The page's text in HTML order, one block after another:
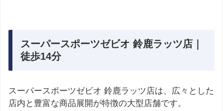
スーパースポーツゼビオ 鈴鹿ラッツ店｜
徒歩14分
スーパースポーツゼビオ 鈴鹿ラッツ店は、広々とした
店内と豊富な商品展開が特徴の大型店舗です。